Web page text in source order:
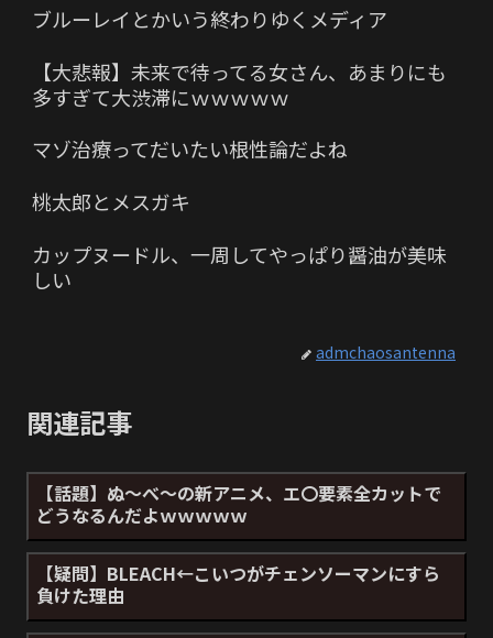
ブルーレイとかいう終わりゆくメディア
【大悲報】未来で待ってる女さん、あまりにも
多すぎて大渋滞にｗｗｗｗｗ
マゾ治療ってだいたい根性論だよね
桃太郎とメスガキ
カップヌードル、一周してやっぱり醤油が美味
しい
admchaosantenna
関連記事
【話題】ぬ～べ～の新アニメ、エ〇要素全カットで
どうなるんだよｗｗｗｗｗ
【疑問】BLEACH←こいつがチェンソーマンにすら
負けた理由